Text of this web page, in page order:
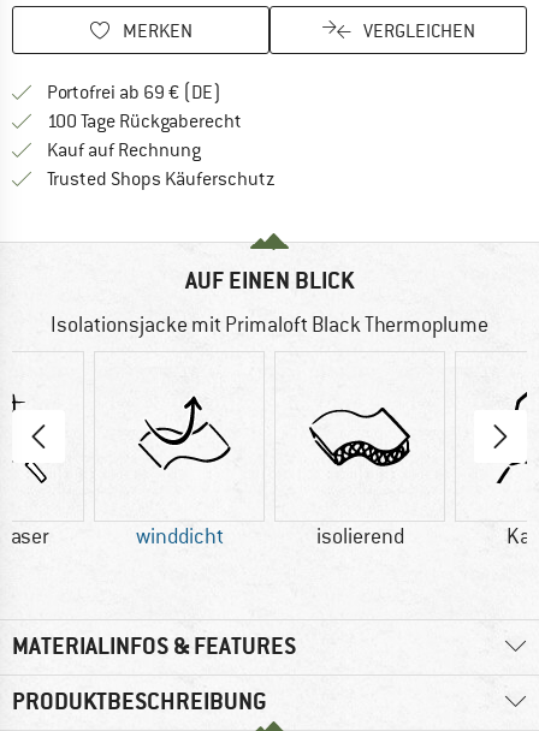
MERKEN VERGLEICHEN
Portofrei ab 69 € (DE)
100 Tage Rückgaberecht
Kauf auf RechnungFinde die Zahlungs-Infos hier! Öffnet
Trusted Shops Käuferschutz
AUF EINEN BLICK
Isolationsjacke mit Primaloft Black Thermoplume
winddicht isolierend
MATERIALINFOS & FEATURES
PRODUKTBESCHREIBUNG